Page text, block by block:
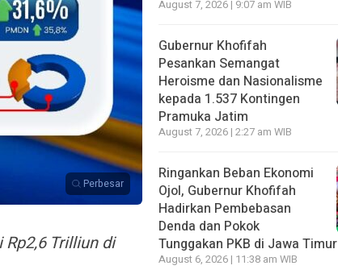
Perbesar
Trilliun di
August 7, 2026 | 9:07 am WIB
Gubernur Khofifah
Pesankan Semangat
Heroisme dan Nasionalisme
kepada 1.537 Kontingen
Pramuka Jatim
August 7, 2026 | 2:27 am WIB
Ringankan Beban Ekonomi
Ojol, Gubernur Khofifah
Hadirkan Pembebasan
Denda dan Pokok
Tunggakan PKB di Jawa Timur
August 6, 2026 | 11:38 am WIB